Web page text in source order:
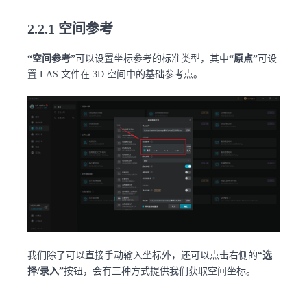
2.2.1 空间参考
“空间参考”可以设置坐标参考的标准类型，其中“原点”可设
置 LAS 文件在 3D 空间中的基础参考点。
我们除了可以直接手动输入坐标外，还可以点击右侧的“选
择/录入”按钮，会有三种方式提供我们获取空间坐标。